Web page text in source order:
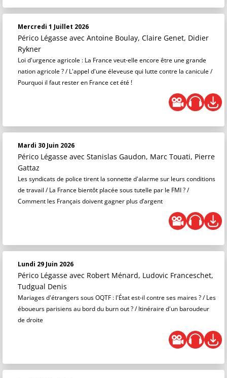
Mercredi 1 Juillet 2026
Périco Légasse avec Antoine Boulay, Claire Genet, Didier
Rykner
Loi d'urgence agricole : La France veut-elle encore être une grande
nation agricole ? / L'appel d'une éleveuse qui lutte contre la canicule /
Pourquoi il faut rester en France cet été !
Mardi 30 Juin 2026
Périco Légasse avec Stanislas Gaudon, Marc Touati, Pierre
Gattaz
Les syndicats de police tirent la sonnette d'alarme sur leurs conditions
de travail / La France bientôt placée sous tutelle par le FMI ? /
Comment les Français doivent gagner plus d’argent
Lundi 29 Juin 2026
Périco Légasse avec Robert Ménard, Ludovic Franceschet,
Tudgual Denis
Mariages d'étrangers sous OQTF : l'État est-il contre ses maires ? / Les
éboueurs parisiens au bord du burn out ? / Itinéraire d'un baroudeur
de droite